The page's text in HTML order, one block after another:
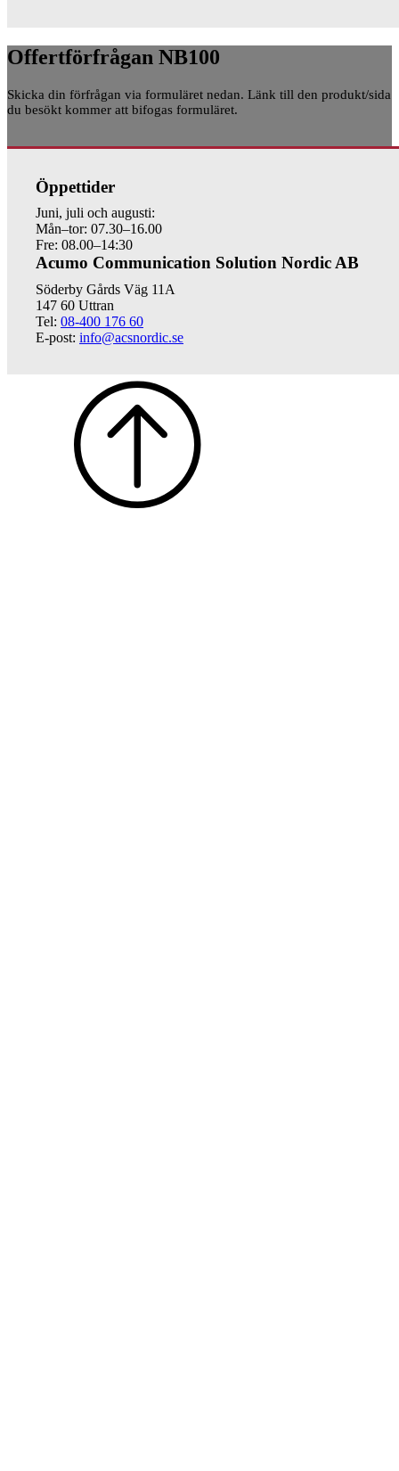
Offertförfrågan NB100
Skicka din förfrågan via formuläret nedan. Länk till den produkt/sida
du besökt kommer att bifogas formuläret.
Öppettider
Juni, juli och augusti:
Mån–tor: 07.30–16.00
Fre: 08.00–14:30
Acumo Communication Solution Nordic AB
Söderby Gårds Väg 11A
147 60 Uttran
Tel: 08-400 176 60
E-post: info@acsnordic.se